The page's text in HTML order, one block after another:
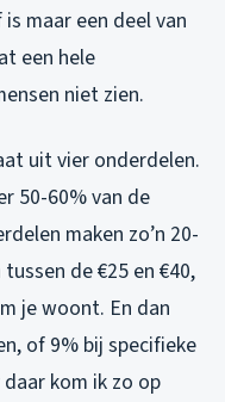
maar een deel van
een hele
niet zien.
uit vier onderdelen.
50-60% van de
maken zo’n 20-
de €25 en €40,
je woont. En dan
of 9% bij specifieke
kom ik zo op